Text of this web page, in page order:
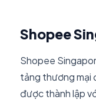
Shopee
Shopee
tảng thương mại
được thành lập